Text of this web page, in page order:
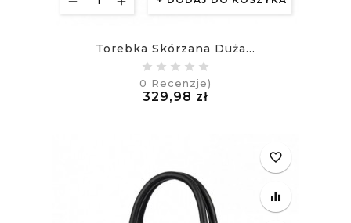
Torebka Skórzana Duża...
0 Recenzje)
329,98 zł
favorite_border
equalizer